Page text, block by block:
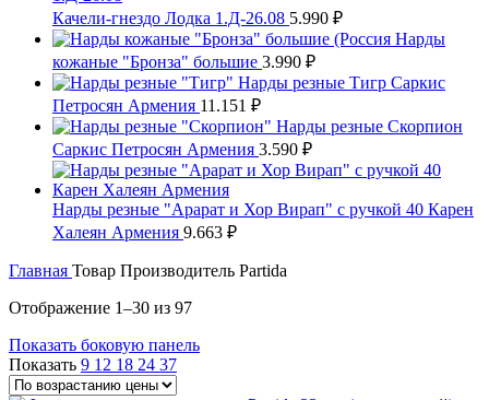
Качели-гнездо Лодка 1.Д-26.08 5.990 ₽
Нарды
кожаные "Бронза" большие 3.990 ₽
Нарды резные Тигр Саркис
Петросян Армения 11.151 ₽
Нарды резные Скорпион
Саркис Петросян Армения 3.590 ₽
Нарды резные "Арарат и Хор Вирап" с ручкой 40 Карен
Халеян Армения 9.663 ₽
Главная Товар Производитель Partida
Отображение 1–30 из 97Цены:
возрастанию
Показать боковую панель
Показать 9 12 18 24 37